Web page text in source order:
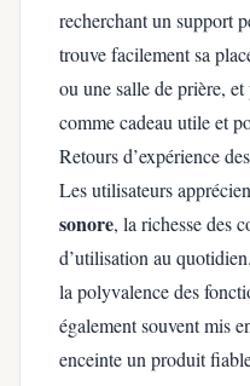
recherchant un support
trouve facilement sa
ou une salle de prière,
comme cadeau utile et
Retours d’expérience
Les utilisateurs
sonore, la richesse des
d’utilisation au
la polyvalence des
également souvent mis
enceinte un produit